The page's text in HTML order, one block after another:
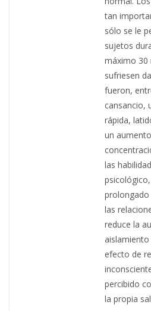
tan
sólo se le
sujetos
máximo 30
sufriesen
fueron,
cansancio,
rápida,
un
las
prolongado
las
reduce la
aislamiento
efecto de
percibido
la propia